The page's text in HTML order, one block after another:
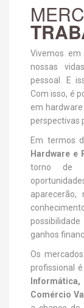
Vivemos
nossas
pessoal. E
Com isso, é
em
perspectivas
Em termos
Hardware e
torno de
ganhos
Os
profissional
Comércio